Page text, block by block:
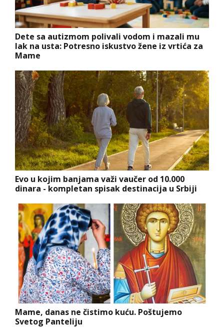
Dete sa autizmom polivali vodom i mazali mu
lak na usta: Potresno iskustvo žene iz vrtića za
Mame
Evo u kojim banjama važi vaučer od 10.000
dinara - kompletan spisak destinacija u Srbiji
Mame, danas ne čistimo kuću. Poštujemo
Svetog Panteliju